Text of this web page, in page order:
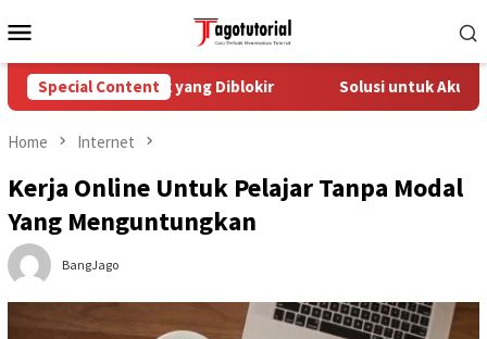
to
Menu
Special Content
Akun TikTok yang Diblokir Solusi untuk Akun TikTok
Home Internet
Kerja Online Untuk Pelajar Tanpa Modal
Yang Menguntungkan
BangJago